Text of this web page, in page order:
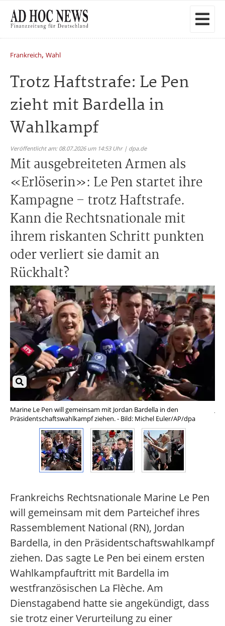
Frankreich, Wahl
Trotz Haftstrafe: Le Pen
zieht mit Bardella in
Wahlkampf
Veröffentlicht am: 08.07.2026 um 14:53 Uhr | dpa.de
Mit ausgebreiteten Armen als
«Erlöserin»: Le Pen startet ihre
Kampagne – trotz Haftstrafe.
Kann die Rechtsnationale mit
ihrem riskanten Schritt punkten
oder verliert sie damit an
Rückhalt?
Marine Le Pen will gemeinsam mit Jordan Bardella in den
Präsidentschaftswahlkampf ziehen. - Bild: Michel Euler/AP/dpa
Frankreichs Rechtsnationale Marine Le Pen
will gemeinsam mit dem Parteichef ihres
Rassemblement National (RN), Jordan
Bardella, in den Präsidentschaftswahlkampf
ziehen. Das sagte Le Pen bei einem ersten
Wahlkampfauftritt mit Bardella im
westfranzösischen La Flèche. Am
Dienstagabend hatte sie angekündigt, dass
sie trotz einer Verurteilung zu einer